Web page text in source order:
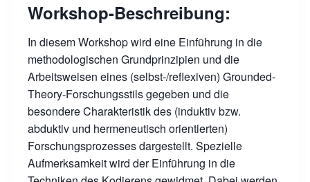
Workshop-Beschreibung:
In diesem Workshop wird eine Einführung in die
methodologischen Grundprinzipien und die
Arbeitsweisen eines (selbst-/reflexiven) Grounded-
Theory-Forschungsstils gegeben und die
besondere Charakteristik des (induktiv bzw.
abduktiv und hermeneutisch orientierten)
Forschungsprozesses dargestellt. Spezielle
Aufmerksamkeit wird der Einführung in die